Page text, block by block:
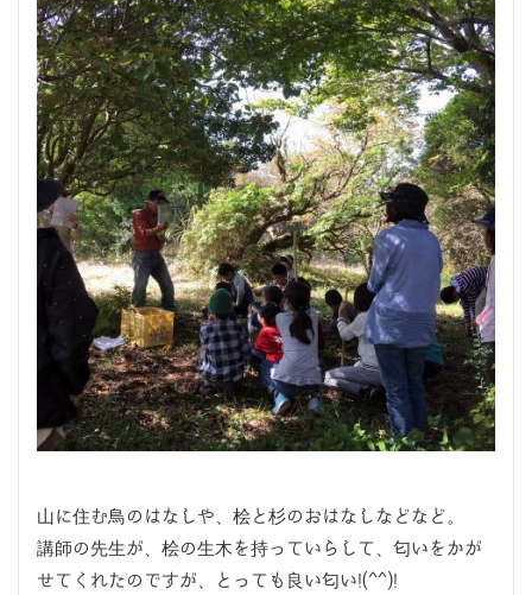
山に住む鳥のはなしや、桧と杉のおはなしなどなど。
講師の先生が、桧の生木を持っていらして、匂いをかが
せてくれたのですが、とっても良い匂い!(^^)!